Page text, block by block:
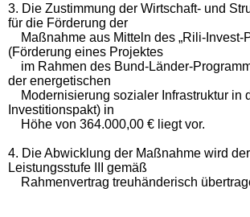
3. Die Zustimmung der Wirtschaft- und
für die Förderung der
Maßnahme aus Mitteln des „Rili-Invest-
(Förderung eines Projektes
im Rahmen des Bund-Länder-
der energetischen
Modernisierung sozialer Infrastruktur in
Investitionspakt) in
Höhe von 364.000,00 € liegt vor.
4. Die Abwicklung der Maßnahme wird
Leistungsstufe III gemäß
Rahmenvertrag treuhänderisch